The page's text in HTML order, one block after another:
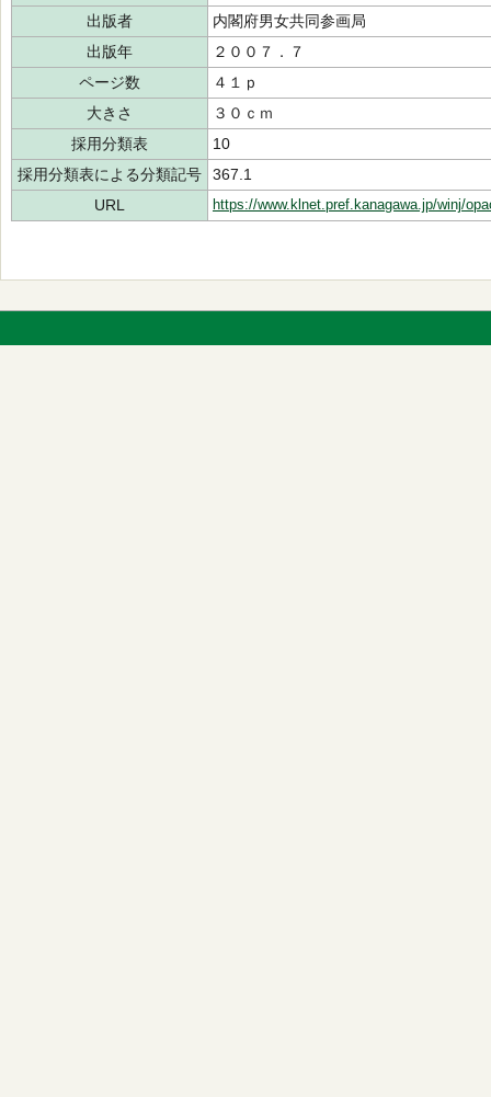
出版者
内閣府男女共同参画局
出版年
２００７．７
ページ数
４１ｐ
大きさ
３０ｃｍ
採用分類表
10
採用分類表による分類記号
367.1
URL
https://www.klnet.pref.kanagawa.jp/winj/